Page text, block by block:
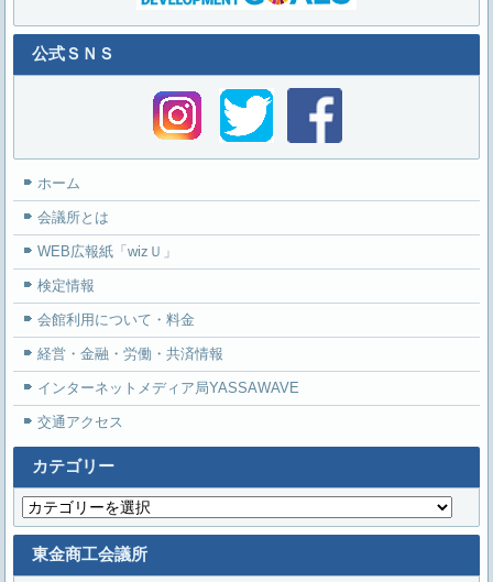
公式ＳＮＳ
ホーム
会議所とは
WEB広報紙「wizＵ」
検定情報
会館利用について・料金
経営・金融・労働・共済情報
インターネットメディア局YASSAWAVE
交通アクセス
カテゴリー
カ
テ
ゴ
リ東金商工会議所